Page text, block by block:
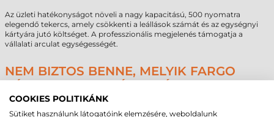
Az üzleti hatékonyságot növeli a nagy kapacitású, 500 nyomatra
elegendő tekercs, amely csökkenti a leállások számát és az egységnyi
kártyára jutó költséget. A professzionális megjelenés támogatja a
vállalati arculat egységességét.
NEM BIZTOS BENNE, MELYIK FARGO
IDEÁLIS?
COOKIES POLITIKÁNK
Sütiket használunk látogatóink elemzésére, weboldalunk